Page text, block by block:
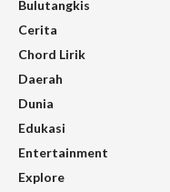
Bulutangkis
Cerita
Chord Lirik
Daerah
Dunia
Edukasi
Entertainment
Explore